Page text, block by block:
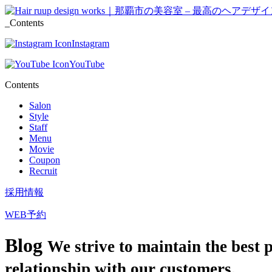
_Contents
Instagram
YouTube
Contents
Salon
Style
Staff
Menu
Movie
Coupon
Recruit
採用情報
WEB予約
Blog We strive to maintain the best